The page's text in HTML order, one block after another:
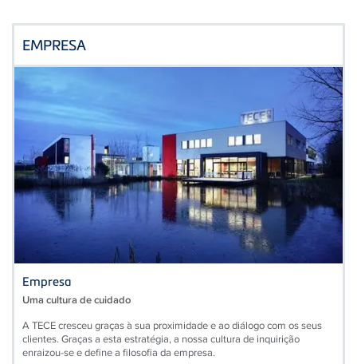
EMPRESA
Empresa
Uma cultura de cuidado
A TECE cresceu graças à sua proximidade e ao diálogo com os seus
clientes. Graças a esta estratégia, a nossa cultura de inquirição
enraizou-se e define a filosofia da empresa.